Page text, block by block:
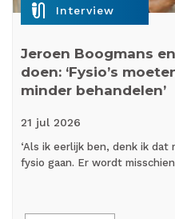
mic_external_on Interview
Jeroen Boogmans
doen: ‘Fysio’s
minder behandelen’
21 jul 2026
‘Als ik eerlijk ben, denk ik dat
fysio gaan. Er wordt